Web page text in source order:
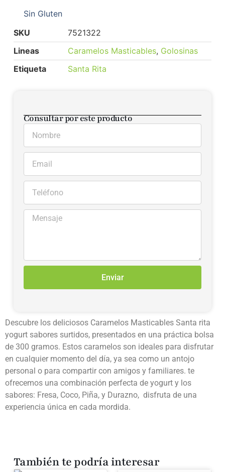
Sin Gluten
SKU
7521322
Lineas
Caramelos Masticables, Golosinas
Etiqueta
Santa Rita
Consultar por este producto
Enviar
Descubre los deliciosos Caramelos Masticables Santa rita
yogurt sabores surtidos, presentados en una práctica bolsa
de 300 gramos. Estos caramelos son ideales para disfrutar
en cualquier momento del día, ya sea como un antojo
personal o para compartir con amigos y familiares. te
ofrecemos una combinación perfecta de yogurt y los
sabores: Fresa, Coco, Piña, y Durazno, disfruta de una
experiencia única en cada mordida.
También te podría interesar